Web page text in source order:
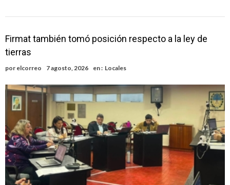
Firmat también tomó posición respecto a la ley de
tierras
por elcorreo 7 agosto, 2026 en : Locales